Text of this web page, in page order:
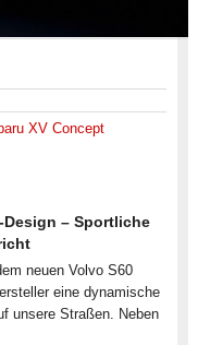
XV Concept
Design – Sportliche
neuen Volvo S60
eine dynamische
unsere Straßen. Neben